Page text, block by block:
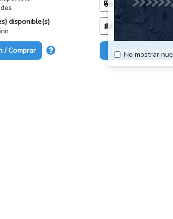
No mostrar
Acordar con el
disponible(s) Zonas de
Todo el país,
/ Comprar Preguntar al